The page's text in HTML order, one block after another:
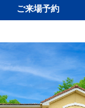
ご来場予約